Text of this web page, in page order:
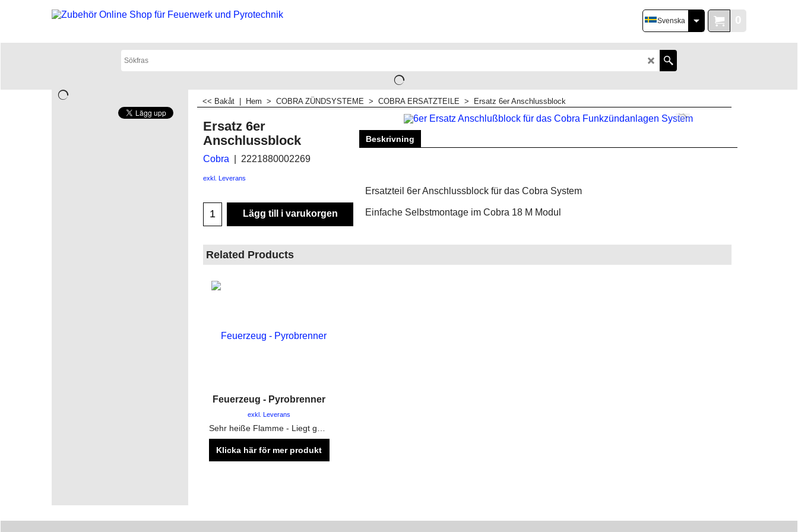
0
Svenska
<< Bakåt Hem > COBRA ZÜNDSYSTEME > COBRA ERSATZTEILE > Ersatz 6er Anschlussblock
Ersatz 6er
Anschlussblock
Cobra 2221880002269
exkl. Leverans
Lägg till i varukorgen
Beskrivning
Ersatzteil 6er Anschlussblock für das Cobra System
Einfache Selbstmontage im Cobra 18 M Modul
Related Products
Feuerzeug - Pyrobrenner
exkl. Leverans
Sehr heiße Flamme - Liegt gut in der Hand - Nachfüllbar mit normalem Feuerzeuggas
Klicka här för mer produkt